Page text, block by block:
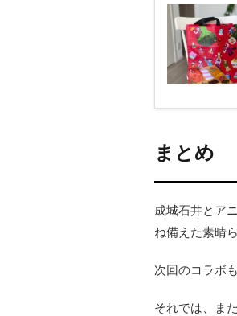
まとめ
成城石井とア
ね備えた素晴
次回のコラボ
それでは、ま